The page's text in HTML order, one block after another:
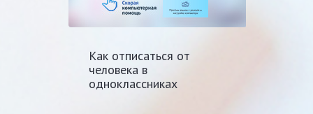
Как отписаться от
человека в
одноклассниках